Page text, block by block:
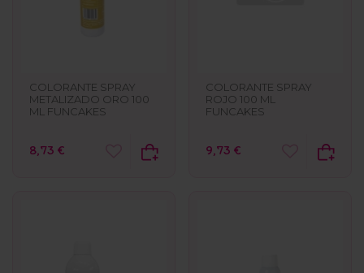
COLORANTE SPRAY
METALIZADO ORO 100
ML FUNCAKES
8,73 €
COLORANTE SPRAY
ROJO 100 ML
FUNCAKES
9,73 €